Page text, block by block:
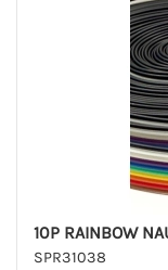
10P RAINBOW
SPR31038